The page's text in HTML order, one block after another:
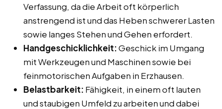
Verfassung, da die Arbeit oft körperlich
anstrengend ist und das Heben schwerer Lasten
sowie langes Stehen und Gehen erfordert.
Handgeschicklichkeit:Geschick im Umgang
mit Werkzeugen und Maschinen sowie bei
feinmotorischen Aufgaben in Erzhausen.
Belastbarkeit: Fähigkeit, in einem oft lauten
und staubigen Umfeld zu arbeiten und dabei